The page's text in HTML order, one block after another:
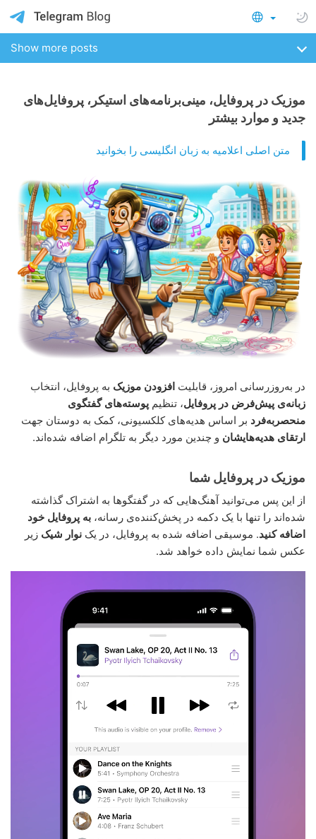
Show more posts
موزیک در پروفایل، مینی‌برنامه‌های استیکر، پروفایل‌های
جدید و موارد بیشتر
متن اصلی اعلامیه به زبان انگلیسی را بخوانید
در به‌روزرسانی امروز، قابلیت افزودن موزیک به پروفایل، انتخاب
زبانه‌ی پیش‌فرض در پروفایل، تنظیم پوسته‌های گفتگوی
منحصربه‌فرد بر اساس هدیه‌های کلکسیونی، کمک به دوستان جهت
ارتقای هدیه‌هایشان و چندین مورد دیگر به تلگرام اضافه شده‌اند.
موزیک‌ در پروفایل شما
از این پس می‌توانید آهنگ‌هایی که در گفتگوها به اشتراک گذاشته
شده‌اند را تنها با یک دکمه در پخش‌کننده‌ی رسانه، به پروفایل خود
اضافه کنید. موسیقی اضافه شده به پروفایل، در یک نوار شیک زیر
عکس شما نمایش داده خواهد شد.